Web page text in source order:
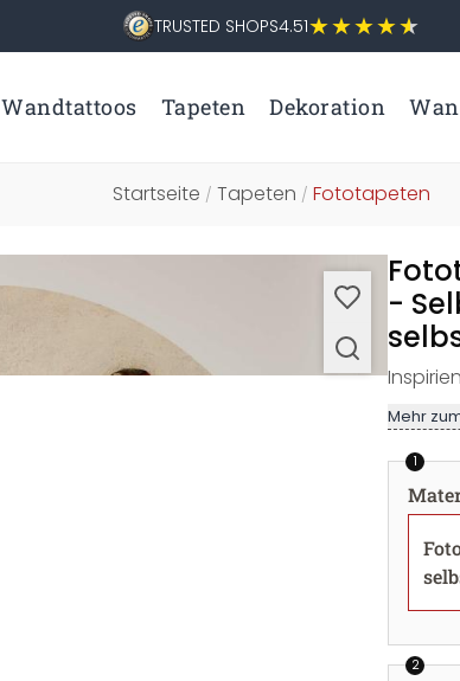
TRUSTED SHOPS4.51
Wandtattoos Tapeten Dekoration
Startseite / Tapeten / Fototapeten
-
Mehr
1
2